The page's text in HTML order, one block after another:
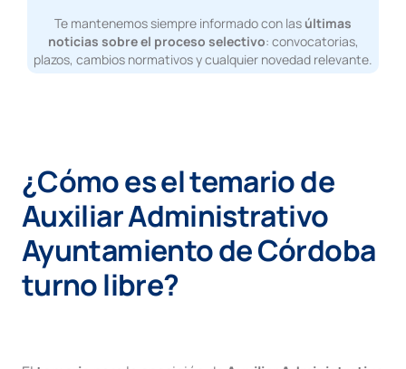
Te mantenemos siempre informado con las últimas
noticias sobre el proceso selectivo: convocatorias,
plazos, cambios normativos y cualquier novedad relevante.
¿Cómo es el temario de
Auxiliar Administrativo
Ayuntamiento de Córdoba
turno libre?